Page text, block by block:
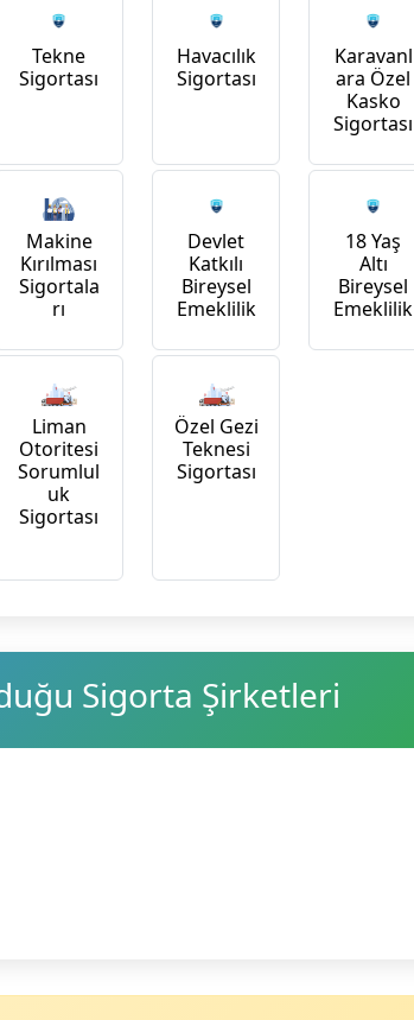
Tekne
Sigortası
Havacılık
Sigortası
Karavanl
ara Özel
Kasko
Sigortası
Makine
Kırılması
Sigortala
rı
Devlet
Katkılı
Bireysel
Emeklilik
18 Yaş
Altı
Bireysel
Emeklilik
Liman
Otoritesi
Sorumlul
uk
Sigortası
Özel Gezi
Teknesi
Sigortası
Sigorta Şirketleri